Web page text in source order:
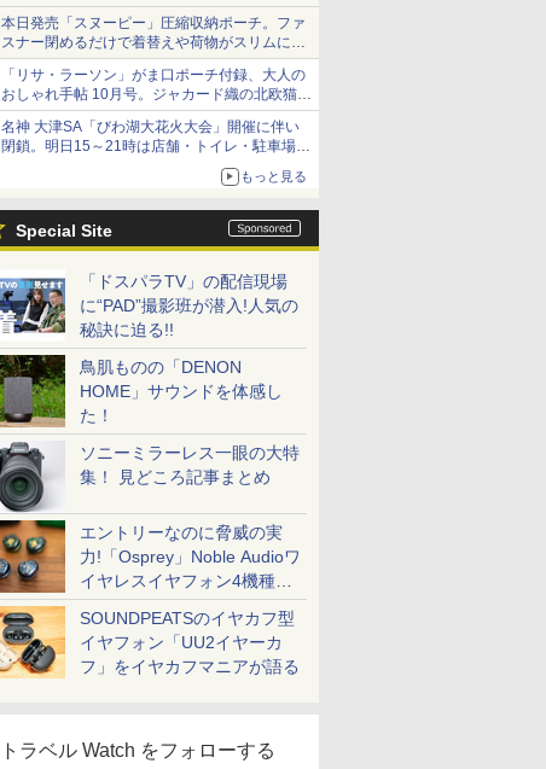
ションマッピングを追加、DPAは1500円
本日発売「スヌーピー」圧縮収納ポーチ。ファ
スナー閉めるだけで着替えや荷物がスリムにま
とまる
「リサ・ラーソン」がま口ポーチ付録、大人の
おしゃれ手帖 10月号。ジャカード織の北欧猫デ
ザイン
名神 大津SA「びわ湖大花火大会」開催に伴い
閉鎖。明日15～21時は店舗・トイレ・駐車場の
もっと見る
Special Site
「ドスパラTV」の配信現場
に“PAD”撮影班が潜入!人気の
秘訣に迫る!!
鳥肌ものの「DENON
HOME」サウンドを体感し
た！
ソニーミラーレス一眼の大特
集！ 見どころ記事まとめ
エントリーなのに脅威の実
力!「Osprey」Noble Audioワ
イヤレスイヤフォン4機種を
一気に聴く
SOUNDPEATSのイヤカフ型
イヤフォン「UU2イヤーカ
フ」をイヤカフマニアが語る
トラベル Watch をフォローする